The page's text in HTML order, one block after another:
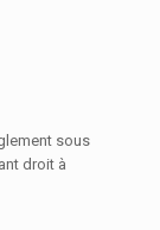
sous
droit à